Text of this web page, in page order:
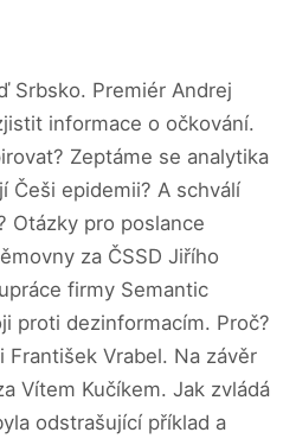
Srbsko. Premiér Andrej
informace o očkování.
Zeptáme se analytika
Češi epidemii? A schválí
Otázky pro poslance
za ČSSD Jiřího
firmy Semantic
proti dezinformacím. Proč?
Vrabel. Na závěr
Vítem Kučíkem. Jak zvládá
odstrašující příklad a